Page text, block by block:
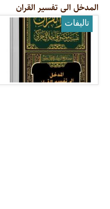
المدخل الى تفسیر القران
تالیفات